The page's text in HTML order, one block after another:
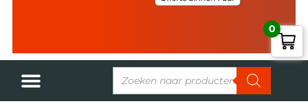
0